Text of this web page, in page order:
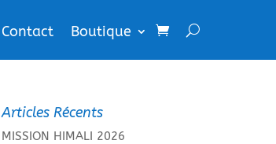
Contact Boutique
Articles Récents
MISSION HIMALI 2026